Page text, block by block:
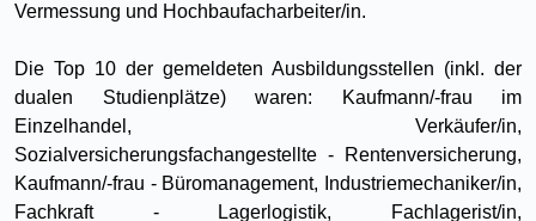
Vermessung und Hochbaufacharbeiter/in.
Die Top 10 der gemeldeten Ausbildungsstellen (inkl. der
dualen Studienplätze) waren: Kaufmann/-frau im
Einzelhandel, Verkäufer/in,
Sozialversicherungsfachangestellte - Rentenversicherung,
Kaufmann/-frau - Büromanagement, Industriemechaniker/in,
Fachkraft - Lagerlogistik, Fachlagerist/in,